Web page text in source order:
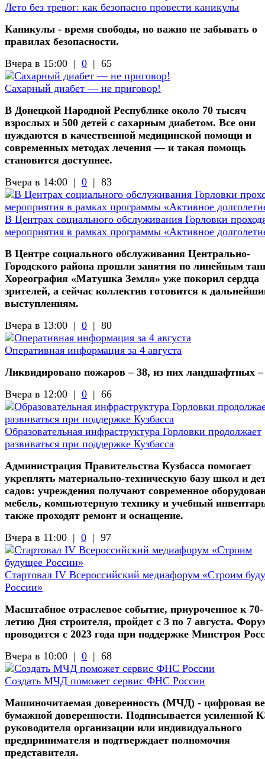
Лето без тревог: как безопасно провести каникулы
Каникулы - время свободы, но важно не забывать о
правилах безопасности.
Вчера в 15:00 | 0 | 65
Сахарный диабет — не приговор!
В Донецкой Народной Республике около 70 тысяч
взрослых и 500 детей с сахарным диабетом. Все они
нуждаются в качественной медицинской помощи и
современных методах лечения — и такая помощь
становится доступнее.
Вчера в 14:00 | 0 | 83
В Центрах социального обслуживания Горловки
мероприятия в рамках программы «Активное
В Центре социального обслуживания Центрально-
Городского района прошли занятия по линейным
Хореография «Матушка Земля» уже покорил сердца
зрителей, а сейчас коллектив готовится к
выступлениям.
Вчера в 13:00 | 0 | 80
Оперативная информация за 4 августа
Ликвидировано пожаров – 38, из них ландшафтных –
Вчера в 12:00 | 0 | 66
Образовательная инфраструктура Горловки продолжает
развиваться при поддержке Кузбасса
Администрация Правительства Кузбасса помогает
укреплять материально-техническую базу школ и
садов: учреждения получают современное
мебель, компьютерную технику и учебный
также проходят ремонт и оснащение.
Вчера в 11:00 | 0 | 97
Стартовал IV Всероссийский медиафорум «Строим
России»
Масштабное отраслевое событие, приуроченное к 70-
летию Дня строителя, пройдет с 3 по 7 августа.
проводится с 2023 года при поддержке Минстроя
Вчера в 10:00 | 0 | 68
Создать МЧД поможет сервис ФНС России
Машиночитаемая доверенность (МЧД) - цифровая
бумажной доверенности. Подписывается усиленной
руководителя организации или индивидуального
предпринимателя и подтверждает полномочия
представителя.